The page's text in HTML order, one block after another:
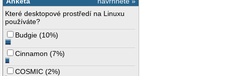
Které desktopové prostředí na Linuxu
používáte?
Budgie (10%)
Cinnamon (7%)
COSMIC (2%)